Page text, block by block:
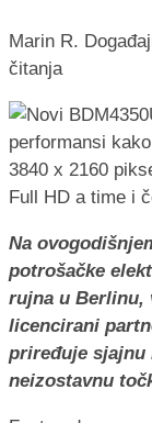
Marin R.
čitanja
Na
potrošačke
rujna u Berlinu,
licencirani
priređuje sjajnu
neizostavnu